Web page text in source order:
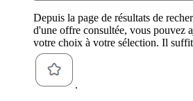
Depuis la page de résultats de
d'une offre consultée, vous pouvez
votre choix à votre sélection. Il
.